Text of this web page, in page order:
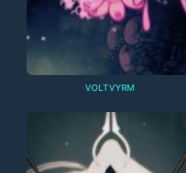
VOLTVYRM